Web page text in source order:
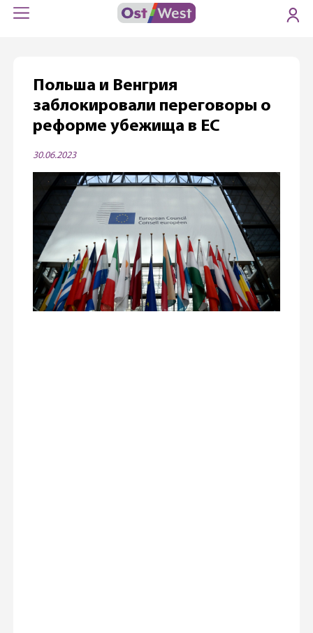
Польша и Венгрия
заблокировали переговоры о
реформе убежища в ЕС
30.06.2023